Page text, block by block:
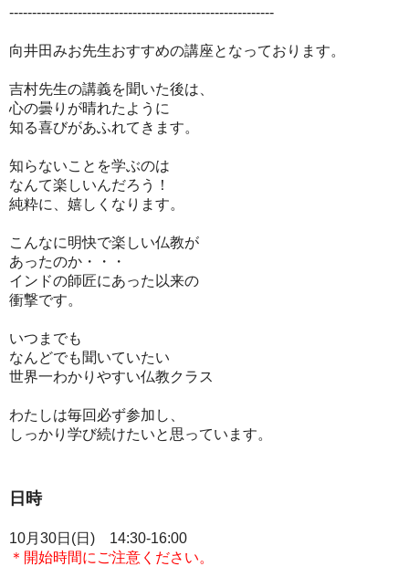
----------------------------------------------------------
向井田みお先生おすすめの講座となっております。
吉村先生の講義を聞いた後は、
心の曇りが晴れたように
知る喜びがあふれてきます。
知らないことを学ぶのは
なんて楽しいんだろう！
純粋に、嬉しくなります。
こんなに明快で楽しい仏教が
あったのか・・・
インドの師匠にあった以来の
衝撃です。
いつまでも
なんどでも聞いていたい
世界一わかりやすい仏教クラス
わたしは毎回必ず参加し、
しっかり学び続けたいと思っています。
日時
10月30日(日) 14:30-16:00
＊開始時間にご注意ください。